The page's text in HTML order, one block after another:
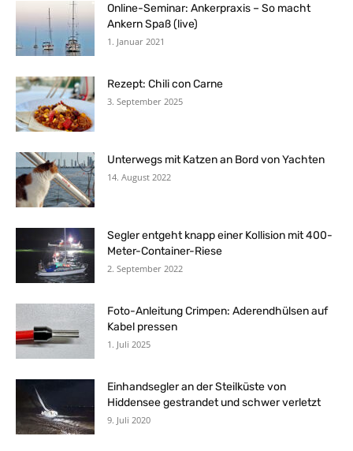
Online-Seminar: Ankerpraxis – So macht
Ankern Spaß (live)
1. Januar 2021
Rezept: Chili con Carne
3. September 2025
Unterwegs mit Katzen an Bord von Yachten
14. August 2022
Segler entgeht knapp einer Kollision mit 400-
Meter-Container-Riese
2. September 2022
Foto-Anleitung Crimpen: Aderendhülsen auf
Kabel pressen
1. Juli 2025
Einhandsegler an der Steilküste von
Hiddensee gestrandet und schwer verletzt
9. Juli 2020